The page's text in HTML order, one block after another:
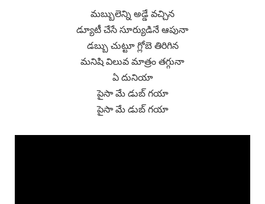
మబ్బులెన్ని అడ్డే వచ్చిన
డ్యూటీ చేసే సూర్యుడినే ఆపునా
డబ్బు చుట్టూ గ్లోబె తిరిగిన
మనిషి విలువ మాత్రం తగ్గునా
ఏ దునియా
పైసా మే డుబ్ గయా
పైసా మే డుబ్ గయా